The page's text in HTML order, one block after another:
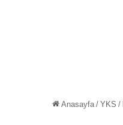
Anasayfa / YKS /